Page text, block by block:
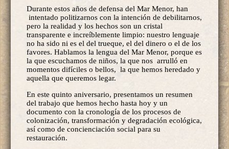
Durante estos años de defensa del Mar Menor, han
intentado politizarnos con la intención de debilitarnos,
pero la realidad y los hechos son un cristal
transparente e increíblemente limpio: nuestro lenguaje
no ha sido ni es el del trueque, el del dinero o el de los
favores. Hablamos la lengua del Mar Menor, porque es
la que escuchamos de niños, la que nos arrulló en
momentos difíciles o bellos, la que hemos heredado y
aquella que queremos legar.
En este quinto aniversario, presentamos un resumen
del trabajo que hemos hecho hasta hoy y un
documento con la cronología de los procesos de
colonización, transformación y degradación ecológica,
así como de concienciación social para su
restauración.